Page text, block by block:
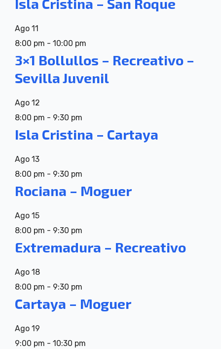
Isla Cristina – San Roque
Ago 11
8:00 pm - 10:00 pm
3×1 Bollullos – Recreativo –
Sevilla Juvenil
Ago 12
8:00 pm - 9:30 pm
Isla Cristina – Cartaya
Ago 13
8:00 pm - 9:30 pm
Rociana – Moguer
Ago 15
8:00 pm - 9:30 pm
Extremadura – Recreativo
Ago 18
8:00 pm - 9:30 pm
Cartaya – Moguer
Ago 19
9:00 pm - 10:30 pm